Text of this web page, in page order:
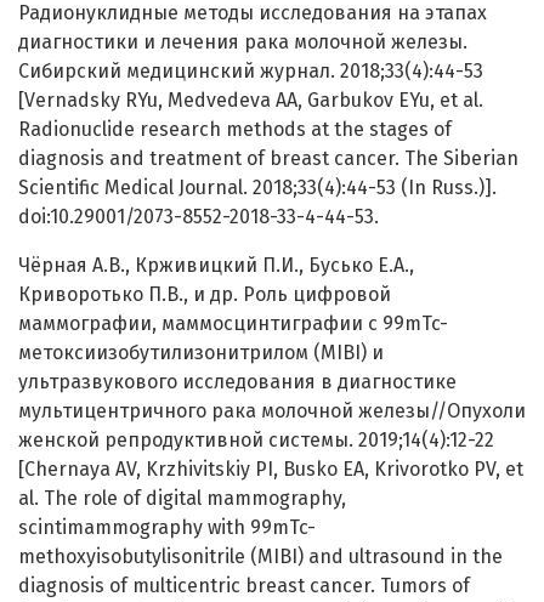
Радионуклидные методы исследования на этапах
диагностики и лечения рака молочной железы.
Сибирский медицинский журнал. 2018;33(4):44-53
[Vernadsky RYu, Medvedeva AA, Garbukov EYu, et al.
Radionuclide research methods at the stages of
diagnosis and treatment of breast cancer. The Siberian
Scientific Medical Journal. 2018;33(4):44-53 (In Russ.)].
doi:10.29001/2073-8552-2018-33-4-44-53.
Чёрная А.В., Крживицкий П.И., Бусько Е.А.,
Криворотько П.В., и др. Роль цифровой
маммографии, маммосцинтиграфии с 99mTc-
метоксиизобутилизонитрилом (MIBI) и
ультразвукового исследования в диагностике
мультицентричного рака молочной железы//Опухоли
женской репродуктивной системы. 2019;14(4):12-22
[Chernaya AV, Krzhivitskiy PI, Busko EA, Krivorotko PV, et
al. The role of digital mammography,
scintimammography with 99mTc-
methoxyisobutylisonitrile (MIBI) and ultrasound in the
diagnosis of multicentric breast cancer. Tumors of